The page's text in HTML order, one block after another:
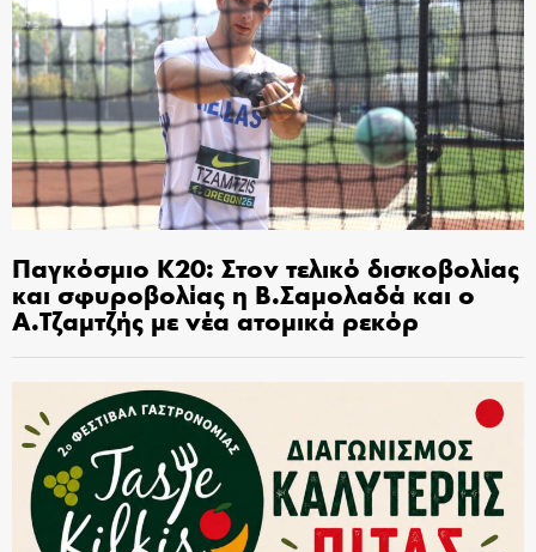
Παγκόσμιο Κ20: Στον τελικό δισκοβολίας
και σφυροβολίας η Β.Σαμολαδά και ο
Α.Τζαμτζής με νέα ατομικά ρεκόρ